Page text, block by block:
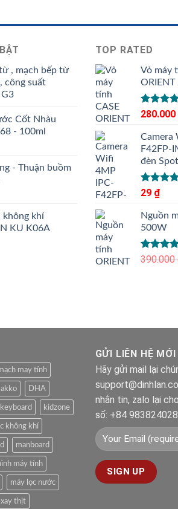
, mạch bếp từ
công suất
Cốt Nhàu
- 100ml
- Thuận buồm
không khí
KU K06A
TOP RATED
Vỏ máy
ORIENT
Được
5 sao
280.000
Camera
F42FP-
đèn
Được xếp
hạng
5 sao
29 ₫
Nguồn
500W
Được
390.000
may tính
akko DHA
keyboard kidzone
không khí
manboard
máy tính
máy lọc nước
xay thịt
GỬI LIÊN HỆ MỚI
Hãy gửi mail lại
nhắn tin, zalo lại
số: +84 983824028